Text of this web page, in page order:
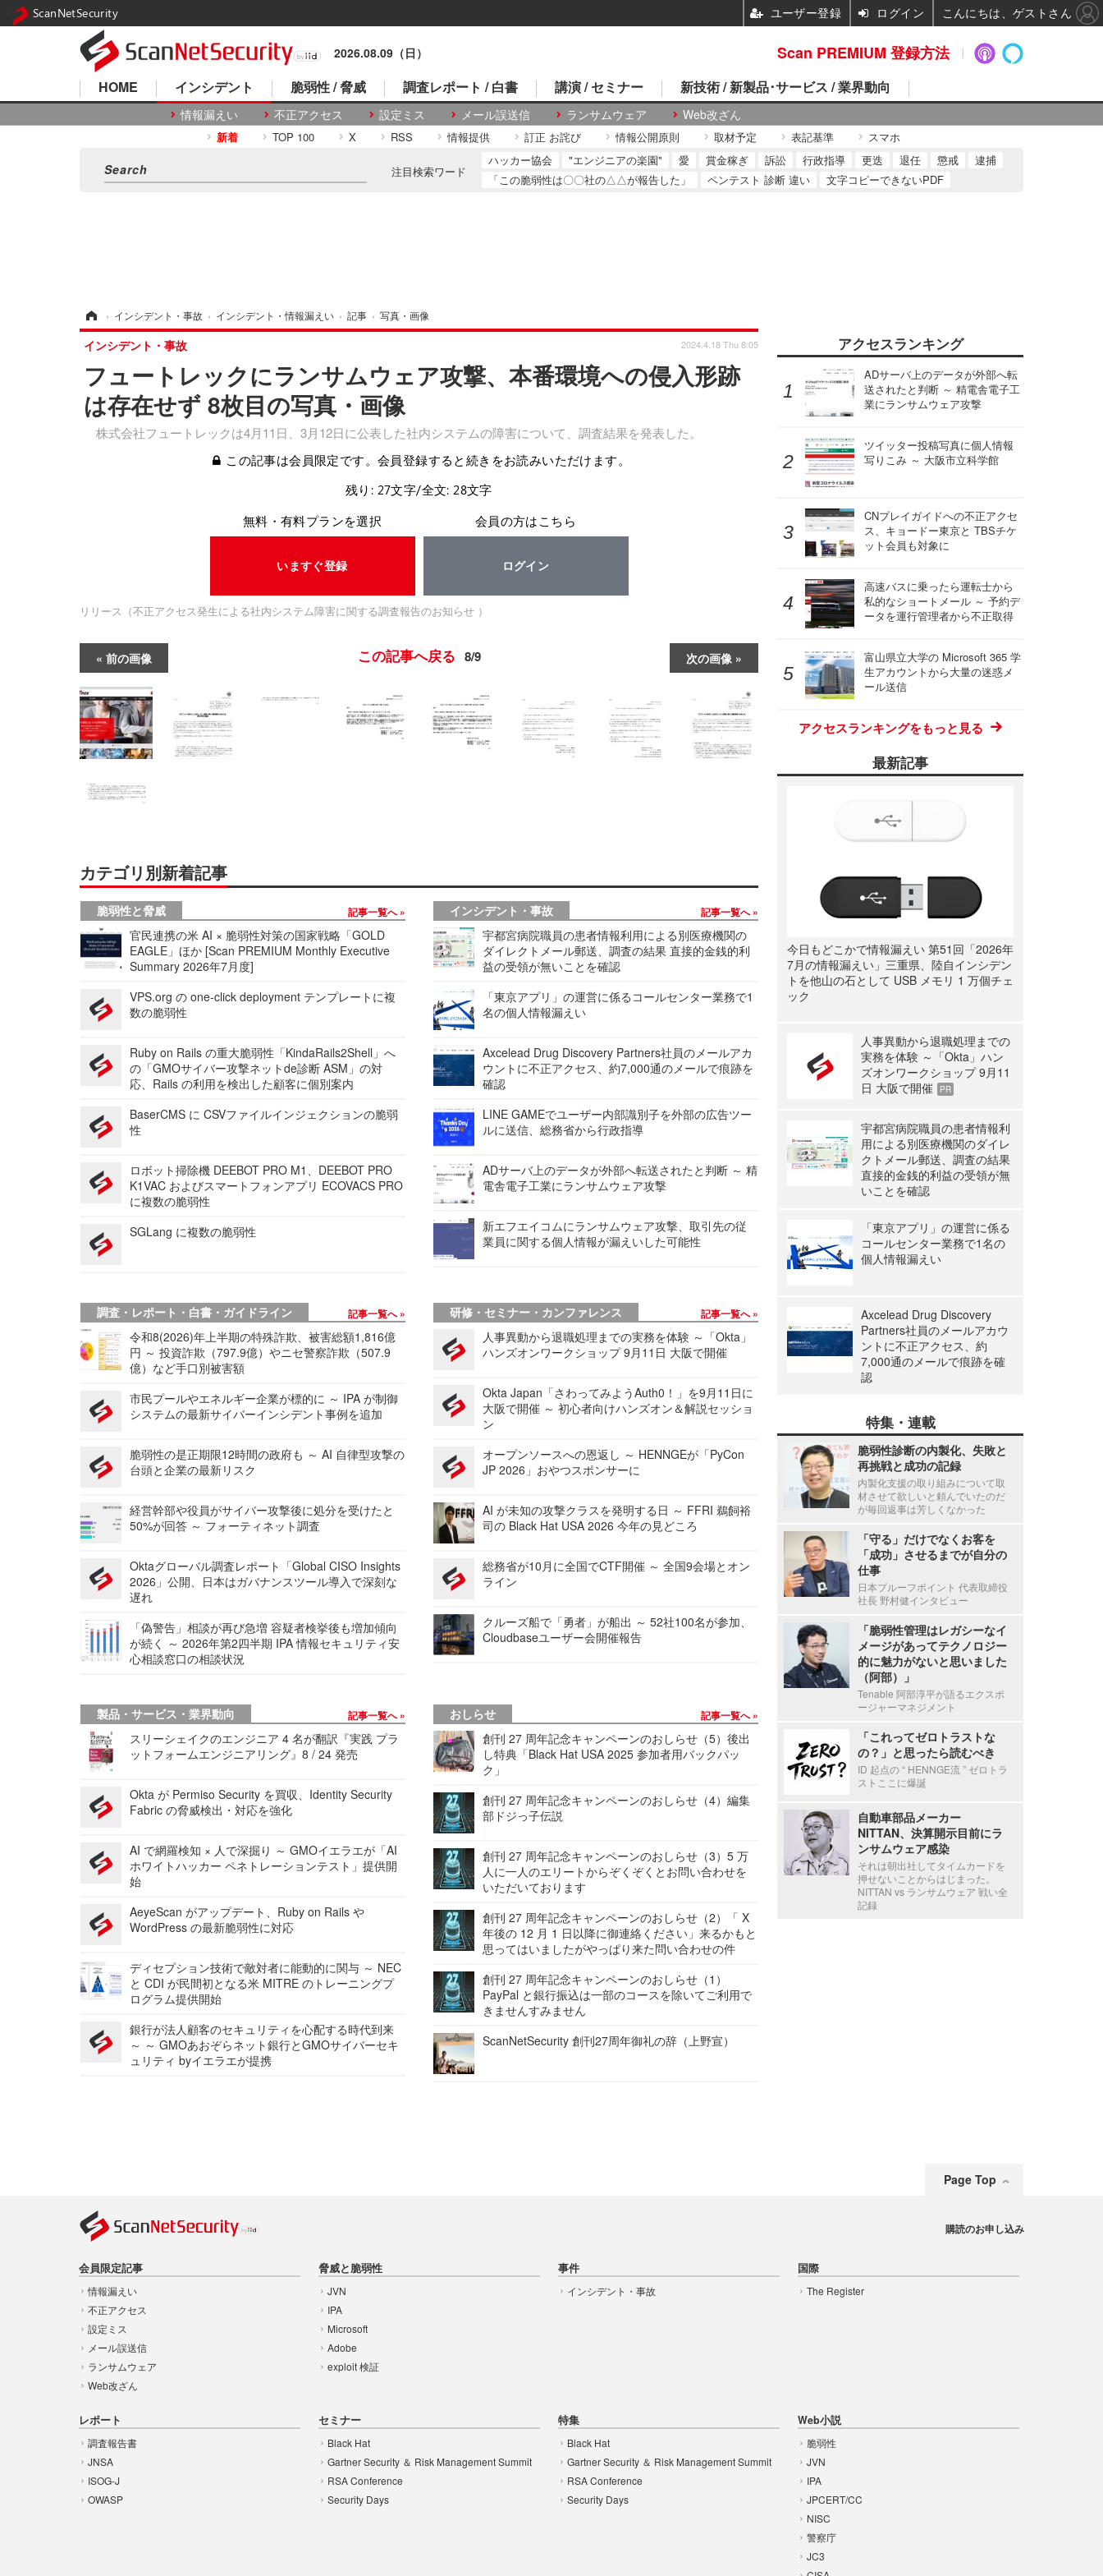
2026.08.09（日）
HOME インシデント
情報漏えい 不正アクセス 設定ミス メール誤送信 ランサムウェア Web改ざん
脆弱性 / 脅威 調査レポート / 白書 講演 / セミナー 新技術 / 新製品･サービス / 業界動向
新着 TOP 100 X RSS 情報提供 訂正 お詫び 情報公開原則 取材予定 表記基準 スマホ
注目検索ワード
ハッカー協会 "エンジニアの楽園" 愛 賞金稼ぎ 訴訟 行政指導 更迭 退任 懲戒
逮捕
「この脆弱性は〇〇社の△△が報告した」
ペンテスト 診断 違い 文字コピーできないPDF
› インシデント・事故 › インシデント・情報漏えい › 記事 › 写真・画像
フュートレックにランサムウェア攻撃、本番環境への侵入形跡
は存在せず 8枚目の写真・画像
株式会社フュートレックは4月11日、3月12日に公表した社内システムの障害について、調査結果を発表した。
インシデント・事故 2024.4.18 Thu 8:05
この記事は会員限定です。会員登録すると続きをお読みいただけます。
残り: 27文字/全文: 28文字
無料・有料プランを選択
いますぐ登録
会員の方はこちら
ログイン
リリース（不正アクセス発生による社内システム障害に関する調査報告のお知らせ ）
前の画像 次の画像
この記事へ戻る 8/9
カテゴリ別新着記事
脆弱性と脅威 記事一覧へ
官民連携の米 AI × 脆弱性対策の国家戦略「GOLD
EAGLE」ほか [Scan PREMIUM Monthly Executive
Summary 2026年7月度]
VPS.org の one-click deployment テンプレートに複
数の脆弱性
Ruby on Rails の重大脆弱性「KindaRails2Shell」へ
の「GMOサイバー攻撃ネットde診断 ASM」の対
応、Rails の利用を検出した顧客に個別案内
BaserCMS に CSVファイルインジェクションの脆弱
性
ロボット掃除機 DEEBOT PRO M1、DEEBOT PRO
K1VAC およびスマートフォンアプリ ECOVACS PRO
に複数の脆弱性
SGLang に複数の脆弱性
インシデント・事故 記事一覧へ
宇都宮病院職員の患者情報利用による別医療機関の
ダイレクトメール郵送、調査の結果 直接的金銭的利
益の受領が無いことを確認
「東京アプリ」の運営に係るコールセンター業務で1
名の個人情報漏えい
Axcelead Drug Discovery Partners社員のメールアカ
ウントに不正アクセス、約7,000通のメールで痕跡を
確認
LINE GAMEでユーザー内部識別子を外部の広告ツー
ルに送信、総務省から行政指導
ADサーバ上のデータが外部へ転送されたと判断 ～ 精
電舎電子工業にランサムウェア攻撃
新エフエイコムにランサムウェア攻撃、取引先の従
業員に関する個人情報が漏えいした可能性
調査・レポート・白書・ガイドライン 記事一覧へ
令和8(2026)年上半期の特殊詐欺、被害総額1,816億
円 ～ 投資詐欺（797.9億）やニセ警察詐欺（507.9
億）など手口別被害額
市民プールやエネルギー企業が標的に ～ IPA が制御
システムの最新サイバーインシデント事例を追加
脆弱性の是正期限12時間の政府も ～ AI 自律型攻撃の
台頭と企業の最新リスク
経営幹部や役員がサイバー攻撃後に処分を受けたと
50%が回答 ～ フォーティネット調査
Oktaグローバル調査レポート「Global CISO Insights
2026」公開、日本はガバナンスツール導入で深刻な
遅れ
「偽警告」相談が再び急増 容疑者検挙後も増加傾向
が続く ～ 2026年第2四半期 IPA 情報セキュリティ安
心相談窓口の相談状況
研修・セミナー・カンファレンス 記事一覧へ
人事異動から退職処理までの実務を体験 ～「Okta」
ハンズオンワークショップ 9月11日 大阪で開催
Okta Japan「さわってみようAuth0！」を9月11日に
大阪で開催 ～ 初心者向けハンズオン＆解説セッショ
ン
オープンソースへの恩返し ～ HENNGEが「PyCon
JP 2026」おやつスポンサーに
AI が未知の攻撃クラスを発明する日 ～ FFRI 鵜飼裕
司の Black Hat USA 2026 今年の見どころ
総務省が10月に全国でCTF開催 ～ 全国9会場とオン
ライン
クルーズ船で「勇者」が船出 ～ 52社100名が参加、
Cloudbaseユーザー会開催報告
製品・サービス・業界動向 記事一覧へ
スリーシェイクのエンジニア 4 名が翻訳『実践 プラ
ットフォームエンジニアリング』8 / 24 発売
Okta が Permiso Security を買収、Identity Security
Fabric の脅威検出・対応を強化
AI で網羅検知 × 人で深掘り ～ GMOイエラエが「AI
ホワイトハッカー ペネトレーションテスト」提供開
始
AeyeScan がアップデート、Ruby on Rails や
WordPress の最新脆弱性に対応
ディセプション技術で敵対者に能動的に関与 ～ NEC
と CDI が民間初となる米 MITRE のトレーニングプ
ログラム提供開始
銀行が法人顧客のセキュリティを心配する時代到来
～ ～ GMOあおぞらネット銀行とGMOサイバーセキ
ュリティ byイエラエが提携
おしらせ 記事一覧へ
創刊 27 周年記念キャンペーンのおしらせ（5）後出
し特典「Black Hat USA 2025 参加者用バックパッ
ク」
創刊 27 周年記念キャンペーンのおしらせ（4）編集
部ドジっ子伝説
創刊 27 周年記念キャンペーンのおしらせ（3）5 万
人に一人のエリートからぞくぞくとお問い合わせを
いただいております
創刊 27 周年記念キャンペーンのおしらせ（2）「 X
年後の 12 月 1 日以降に御連絡ください」来るかもと
思ってはいましたがやっぱり来た問い合わせの件
創刊 27 周年記念キャンペーンのおしらせ（1）
PayPal と銀行振込は一部のコースを除いてご利用で
きませんすみません
ScanNetSecurity 創刊27周年御礼の辞（上野宣）
アクセスランキング
ADサーバ上のデータが外部へ転
送されたと判断 ～ 精電舎電子工
業にランサムウェア攻撃
ツイッター投稿写真に個人情報
写りこみ ～ 大阪市立科学館
CNプレイガイドへの不正アクセ
ス、キョードー東京と TBSチケ
ット会員も対象に
高速バスに乗ったら運転士から
私的なショートメール ～ 予約デ
ータを運行管理者から不正取得
富山県立大学の Microsoft 365 学
生アカウントから大量の迷惑メ
ール送信
アクセスランキングをもっと見る
最新記事
今日もどこかで情報漏えい 第51回「2026年
7月の情報漏えい」三重県、陸自インシデン
トを他山の石として USB メモリ 1 万個チェ
ック
人事異動から退職処理までの
実務を体験 ～「Okta」ハン
ズオンワークショップ 9月11
日 大阪で開催
PR
宇都宮病院職員の患者情報利
用による別医療機関のダイレ
クトメール郵送、調査の結果
直接的金銭的利益の受領が無
いことを確認
「東京アプリ」の運営に係る
コールセンター業務で1名の
個人情報漏えい
Axcelead Drug Discovery
Partners社員のメールアカウ
ントに不正アクセス、約
7,000通のメールで痕跡を確
認
特集・連載
脆弱性診断の内製化、失敗と
再挑戦と成功の記録
内製化支援の取り組みについて取
材させて欲しいと頼んでいたのだ
が毎回返事は芳しくなかった
「守る」だけでなくお客を
「成功」させるまでが自分の
仕事
日本プルーフポイント 代表取締役
社長 野村健インタビュー
「脆弱性管理はレガシーなイ
メージがあってテクノロジー
的に魅力がないと思いました
（阿部）」
Tenable 阿部淳平が語るエクスポ
ージャーマネジメント
「これってゼロトラストな
の？」と思ったら読むべき
ID 起点の “ HENNGE流 ” ゼロトラ
ストここに爆誕
自動車部品メーカー
NITTAN、決算開示目前にラ
ンサムウェア感染
それは朝出社してタイムカードを
押せないことからはじまった。
NITTAN vs ランサムウェア 戦い全
記録
Page Top
会員限定記事
情報漏えい
不正アクセス
設定ミス
メール誤送信
ランサムウェア
Web改ざん
脅威と脆弱性
JVN
IPA
Microsoft
Adobe
exploit 検証
事件
インシデント・事故
国際
The Register
レポート
調査報告書
JNSA
ISOG-J
OWASP
セミナー
Black Hat
Gartner Security ＆ Risk Management Summit
RSA Conference
Security Days
特集
Black Hat
Gartner Security ＆ Risk Management Summit
RSA Conference
Security Days
Web小説
脆弱性
JVN
IPA
JPCERT/CC
NISC
警察庁
JC3
購読のお申し込み
Scan PREMIUM 登録方法
ScanNetSecurity ユーザー登録 ログイン こんにちは、ゲストさん